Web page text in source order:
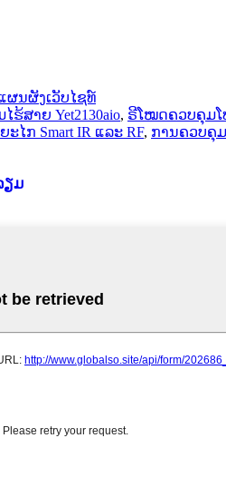
ຜນຜັງເວັບໄຊທ໌
ສາຍ Yet2130aio, ຣີໂໝດຄວບຄຸມໂ
ໄກ Smart IR ແລະ RF, ການຄວບຄຸ
ຽມ